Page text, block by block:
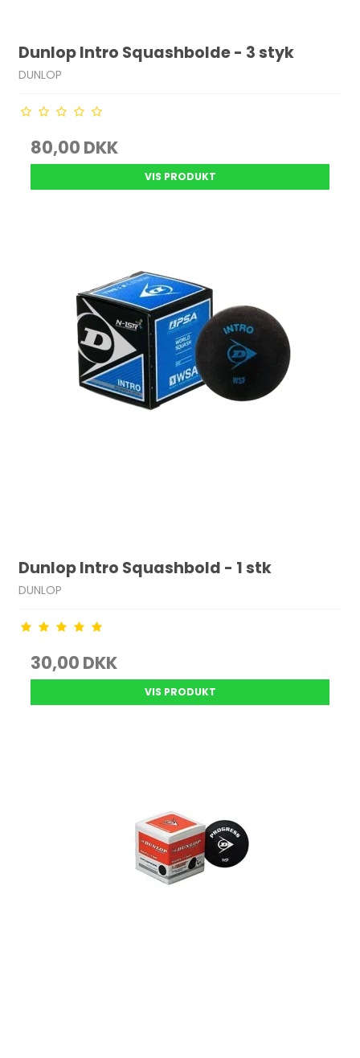
Dunlop Intro Squashbolde - 3 styk
DUNLOP
80,00 DKK
VIS PRODUKT
Dunlop Intro Squashbold - 1 stk
DUNLOP
30,00 DKK
VIS PRODUKT